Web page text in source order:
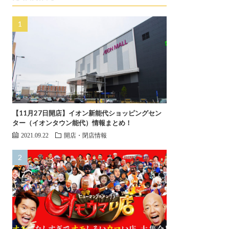
【11月27日開店】イオン新能代ショッピングセン
ター（イオンタウン能代）情報まとめ！
2021.09.22 開店・閉店情報